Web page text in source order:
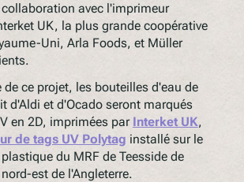
collaboration avec l'imprimeur
UK, la plus grande coopérative
Uni, Arla Foods, et Müller
de ce projet, les bouteilles d'eau de
d'Aldi et d'Ocado seront marqués
en 2D, imprimées par Interket UK,
de tags UV Polytag installé sur le
du MRF de Teesside de
est de l'Angleterre.